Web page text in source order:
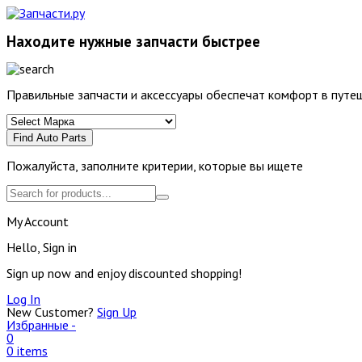
Находите нужные запчасти быстрее
Правильные запчасти и аксессуары обеспечат комфорт в
Find Auto Parts
Пожалуйста, заполните критерии, которые вы ищете
My Account
Hello, Sign in
Sign up now and enjoy discounted shopping!
Log In
New Customer? Sign Up
Избранные -
0
0 items